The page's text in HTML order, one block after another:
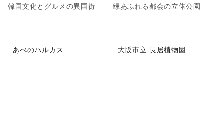
韓国文化とグルメの異国街 緑あふれる都会の立体公園
あべのハルカス 大阪市立 長居植物園